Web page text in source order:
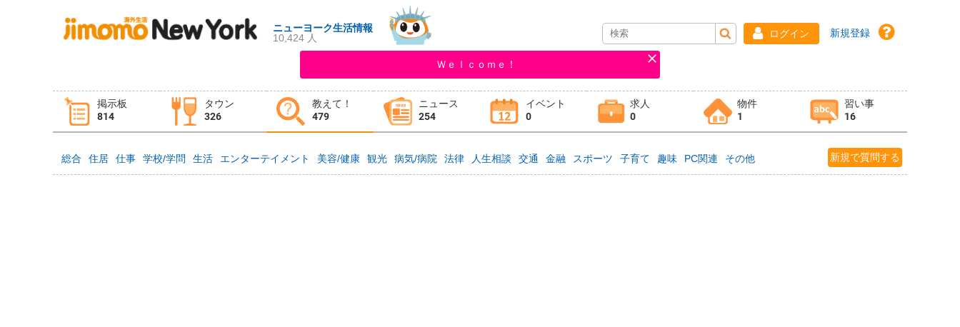
ニューヨーク生活情報
10,424 人
ログイン 新規登録
Ｗｅｌｃｏｍｅ！
掲示板
814
タウン
326
教えて！
479
ニュース
254
イベント
0
求人
0
物件
1
習い事
16
タウン情報 教えて！
イベント 求人
総合 住居 仕事 学校/学問 生活 エンターテイメント 美容/健康 観光 病気/病院 法律 人生相談 交通 金融 スポーツ 子育て 趣味 PC関連 その他 新規で質問する